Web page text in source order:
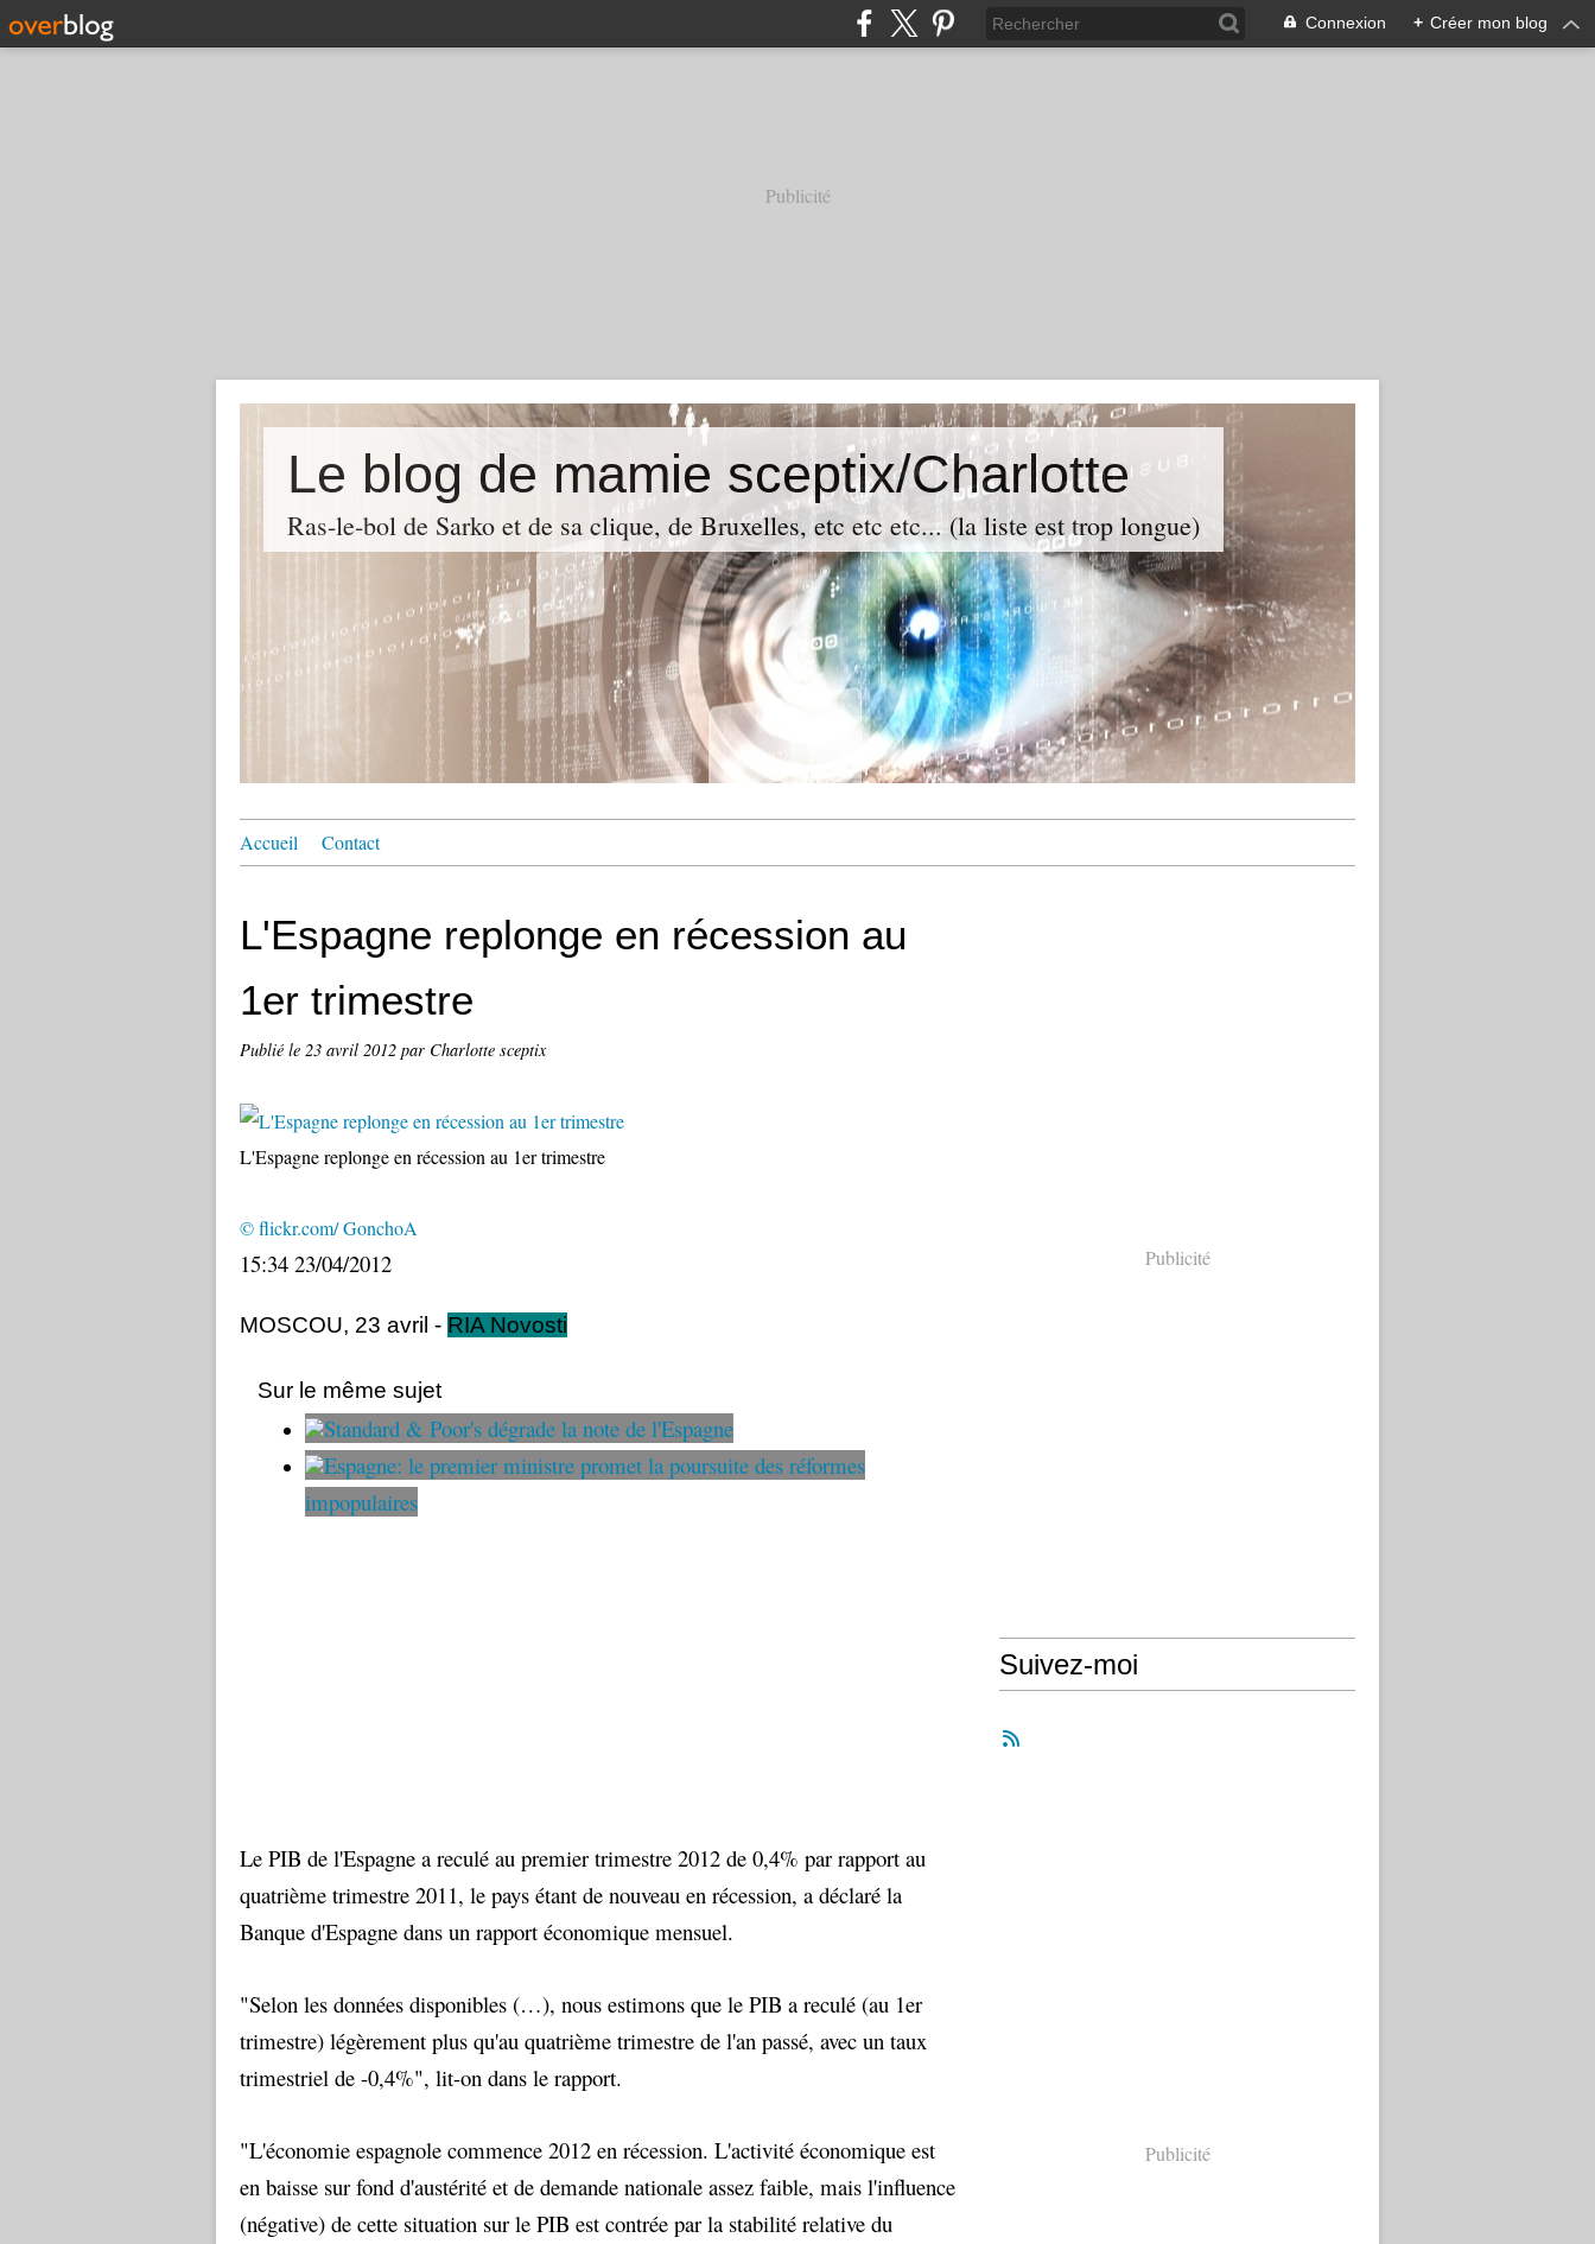
Connexion + Créer mon blog
Publicité
Le blog de mamie sceptix/Charlotte
Ras-le-bol de Sarko et de sa clique, de Bruxelles, etc etc etc... (la liste est trop longue)
Accueil Contact
L'Espagne replonge en récession au
1er trimestre
Publié le 23 avril 2012 par Charlotte sceptix
L'Espagne replonge en récession au 1er trimestre
© flickr.com/ GonchoA
15:34 23/04/2012
MOSCOU, 23 avril - RIA Novosti
Sur le même sujet
Standard & Poor's dégrade la note de l'Espagne
Espagne: le premier ministre promet la poursuite des réformes
impopulaires
Le PIB de l'Espagne a reculé au premier trimestre 2012 de 0,4% par rapport au
quatrième trimestre 2011, le pays étant de nouveau en récession, a déclaré la
Banque d'Espagne dans un rapport économique mensuel.
"Selon les données disponibles (…), nous estimons que le PIB a reculé (au 1er
trimestre) légèrement plus qu'au quatrième trimestre de l'an passé, avec un taux
trimestriel de -0,4%", lit-on dans le rapport.
"L'économie espagnole commence 2012 en récession. L'activité économique est
en baisse sur fond d'austérité et de demande nationale assez faible, mais l'influence
(négative) de cette situation sur le PIB est contrée par la stabilité relative du
Publicité
Suivez-moi
Publicité